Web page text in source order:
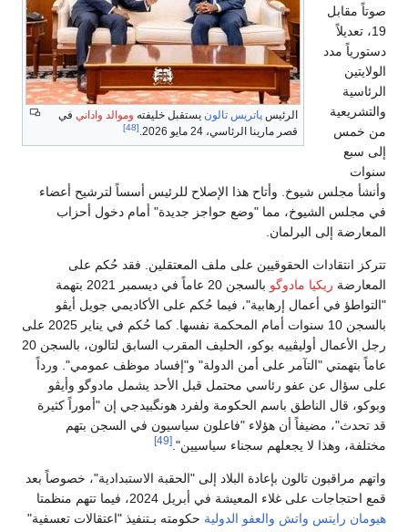
الرئيس پاتريس تالون يستقبل خليفته وموالد واداني في
قصر مارينا الرئاسي، 24 مايو 2026.
[48]
صوتاً مقابل
19، تعديلاً
دستورياً مدد
الولايتين
الرئاسية
والتشريعية
من خمس
إلى سبع
سنوات
وأنشأ مجلس شيوخ. وأتاح هذا الإصلاح للرئيس أسساً لترشيح أعضاء
في مجلس الشيوخ، مما "وضع حواجز جديدة" أمام دخول أحزاب
المعارضة إلى البرلمان.
تتركز انتقادات الحقوقيين على ملف المعتقلين. فقد حُكم على
المعارضة ريكيا مادوگو
بالسجن 20 عاماً في ديسمبر 2021 بتهمة
"التواطؤ في أعمال إرهابية"، فيما حُكم على الأكاديمي جويل أيڤو
بالسجن 10 سنوات أمام المحكمة نفسها. كما حُكم في يناير 2025 على
رجل الأعمال أوليڤييه بوكو، الحليف المقرب السابق لتالون، بالسجن 20
عاماً بتهمتي "التآمر على أمن الدولة" و"إفساد موظف عمومي". ورداً
على سؤال عن عفو رئاسي محتمل قبل الأحد يشمل مادوگو وأيڤو
وبوكو، قال الناطق باسم الحكومة ولفرد هونگبيدجي إن "أموراً كثيرة
قد تحدث"، مضيفاً أن هؤلاء "فاعلون سياسيون في السجن بتهم
مختلفة، وهذا لا يجعلهم سجناء سياسيين".[49]
واتهم مراقبون تالون بإعادة البلاد إلى "الحقبة الاستبدادية"، خصوصاً بعد
قمع احتجاجات على غلاء المعيشة في أبريل 2024، فيما تتهم منظمتا
هيومان رايتس واتش والعفو الدولية حكومته بـتنفيذ "اعتقالات تعسفية"